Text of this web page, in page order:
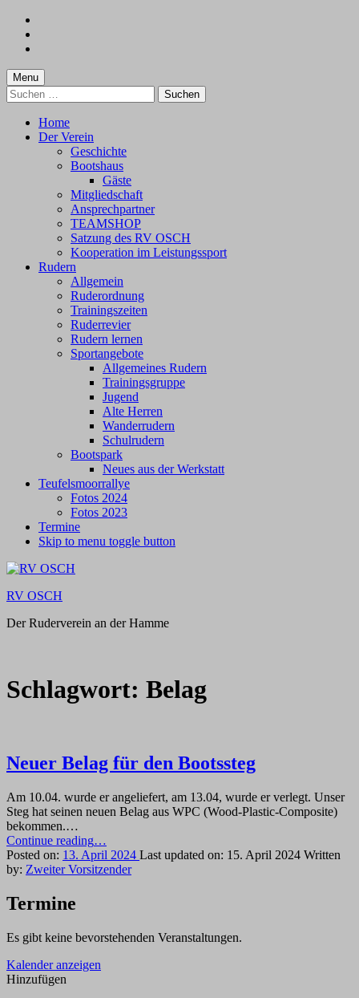
content
footer
Menu
Suchen
nach:
Home
Der Verein
Geschichte
Bootshaus
Gäste
Mitgliedschaft
Ansprechpartner
TEAMSHOP
Satzung des RV OSCH
Kooperation im Leistungssport
Rudern
Allgemein
Ruderordnung
Trainingszeiten
Ruderrevier
Rudern lernen
Sportangebote
Allgemeines Rudern
Trainingsgruppe
Jugend
Alte Herren
Wanderrudern
Schulrudern
Bootspark
Neues aus der Werkstatt
Teufelsmoorrallye
Fotos 2024
Fotos 2023
Termine
Skip to menu toggle button
RV OSCH
Der Ruderverein an der Hamme
Schlagwort: Belag
Neuer Belag für den Bootssteg
Am 10.04. wurde er angeliefert, am 13.04, wurde er verlegt. Unser
Steg hat seinen neuen Belag aus WPC (Wood-Plastic-Composite)
bekommen.…
Continue reading“Neuer
Belag
für
…
Posted on: 13. April 2024 Last updated on: 15. April 2024 Written
by: Zweiter Vorsitzender
Termine
Es gibt keine bevorstehenden Veranstaltungen.
Kalender anzeigen
Hinzufügen